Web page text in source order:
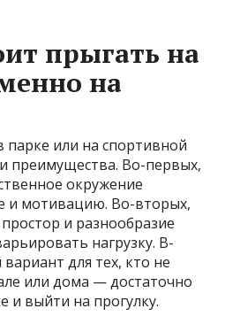
прыгать на
на
парке или на спортивной
преимущества. Во-первых,
окружение
и мотивацию. Во-вторых,
и разнообразие
нагрузку. В-
для тех, кто не
или дома — достаточно
и выйти на прогулку.